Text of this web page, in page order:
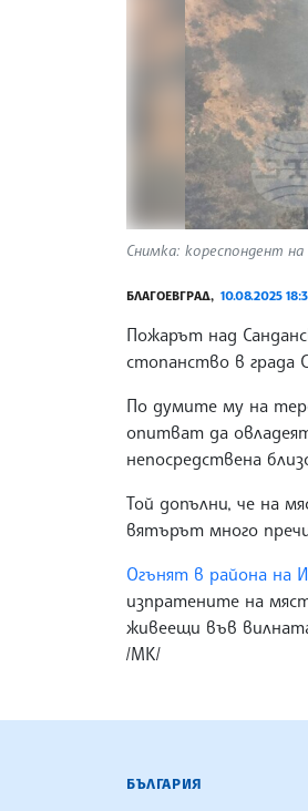
Снимка: кореспондент
БЛАГОЕВГРАД, 10.08.2025
Пожарът над
стопанство в града
По думите му на
опитват да
непосредствена
Той допълни, че на
вятърът много
Огънят в района на
изпратените на
живеещи във
/МК/
БЪЛГАРСКА
БЪЛГАРИЯ